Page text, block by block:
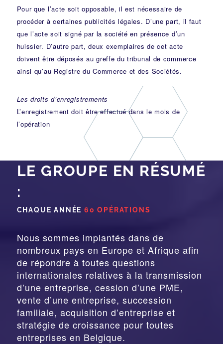
Pour que l’acte soit opposable, il est nécessaire de
procéder à certaines publicités légales. D’une part, il faut
que l’acte soit signé par la société en présence d’un
huissier. D’autre part, deux exemplaires de cet acte
doivent être déposés au greffe du tribunal de commerce
ainsi qu’au Registre du Commerce et des Sociétés.
Les droits d’enregistrements
L’enregistrement doit être effectué dans le mois de
l’opération
LE GROUPE EN RÉSUMÉ
:
CHAQUE ANNÉE 60 OPÉRATIONS
Nous sommes implantés dans de
nombreux pays en Europe et Afrique afin
de répondre à toutes questions
internationales relatives à la transmission
d’une entreprise, cession d’une PME,
vente d’une entreprise, succession
familiale, acquisition d’entreprise et
stratégie de croissance pour toutes
entreprises en Belgique.